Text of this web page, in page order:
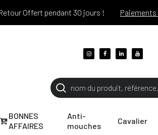
Offert pendant 30 jours ! Paiements
BONNES
AFFAIRES
Anti-
mouches
Cavalier